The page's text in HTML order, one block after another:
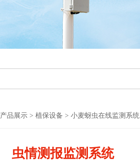
产品展示 > 植保设备 > 小麦蚜虫在线监测系统
虫情测报监测系统